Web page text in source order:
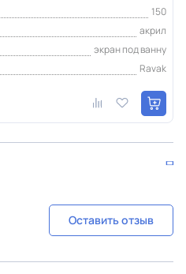
150
акрил
экран под ванну
Ravak
Оставить отзыв